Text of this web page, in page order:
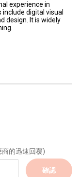
experience in
digital visual
design. It is widely
的迅速回覆)
確認